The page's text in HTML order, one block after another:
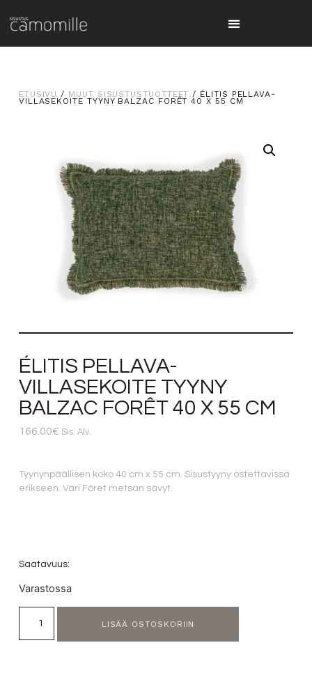
ETUSIVU / MUUT SISUSTUSTUOTTEET / ÉLITIS PELLAVA-
VILLASEKOITE TYYNY BALZAC FORÊT 40 X 55 CM
ÉLITIS PELLAVA-
VILLASEKOITE TYYNY
BALZAC FORÊT 40 X 55 CM
166.00€ Sis. Alv.
Tyynynpäällisen koko 40 cm x 55 cm. Sisustyyny ostettavissa
erikseen. Väri Fôret metsän sävyt.
Saatavuus:
Varastossa
LISÄÄ OSTOSKORIIN